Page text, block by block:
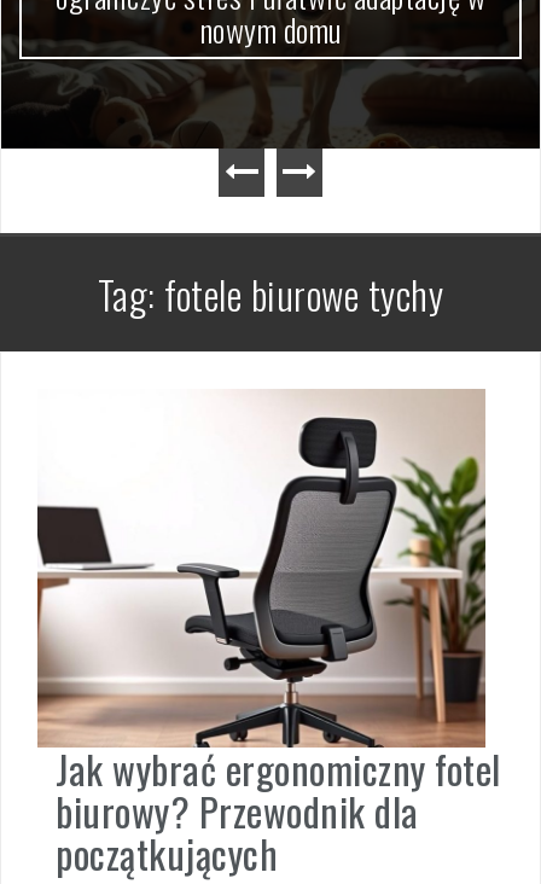
nowym domu
Tag: fotele biurowe tychy
Jak wybrać ergonomiczny fotel
biurowy? Przewodnik dla
początkujących